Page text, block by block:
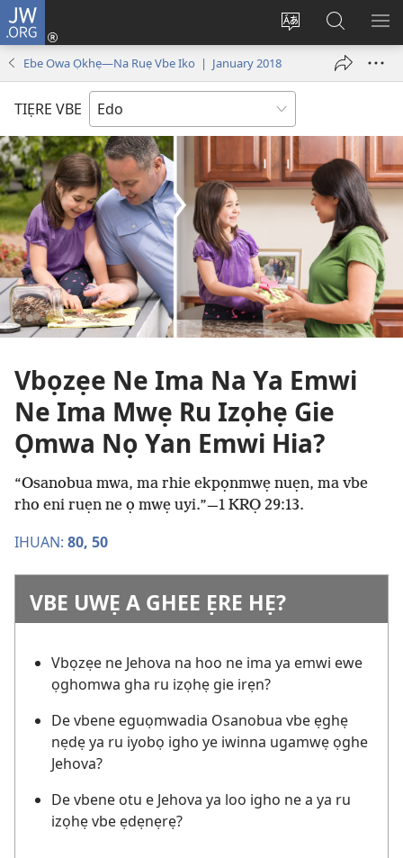
JW.ORG
Fie
ọghe
wẹbsaiti
werriẹ
Lọg
window)
Gualọ
JW.ORG
Ebe Owa Ọkhẹ—Na Ruẹ Vbe Iko | January 2018
TIẸRE VBE
Vbọzẹe Ne Ima Na Ya Emwi
Ne Ima Mwẹ Ru Izọhẹ Gie
Ọmwa Nọ Yan Emwi Hia?
“Osanobua mwa, ma rhie ekpọnmwẹ nuẹn, ma vbe
rho eni ruẹn ne ọ mwẹ uyi.”—1 KRỌ 29:13.
IHUAN: 80, 50
VBE UWẸ A GHEE ẸRE HẸ?
Vbọzẹe ne Jehova na hoo ne ima ya emwi ewe
ọghomwa gha ru izọhẹ gie irẹn?
De vbene eguọmwadia Osanobua vbe ẹghẹ
nẹdẹ ya ru iyobọ igho ye iwinna ugamwẹ ọghe
Jehova?
De vbene otu e Jehova ya loo igho ne a ya ru
izọhẹ vbe ẹdẹnẹrẹ?